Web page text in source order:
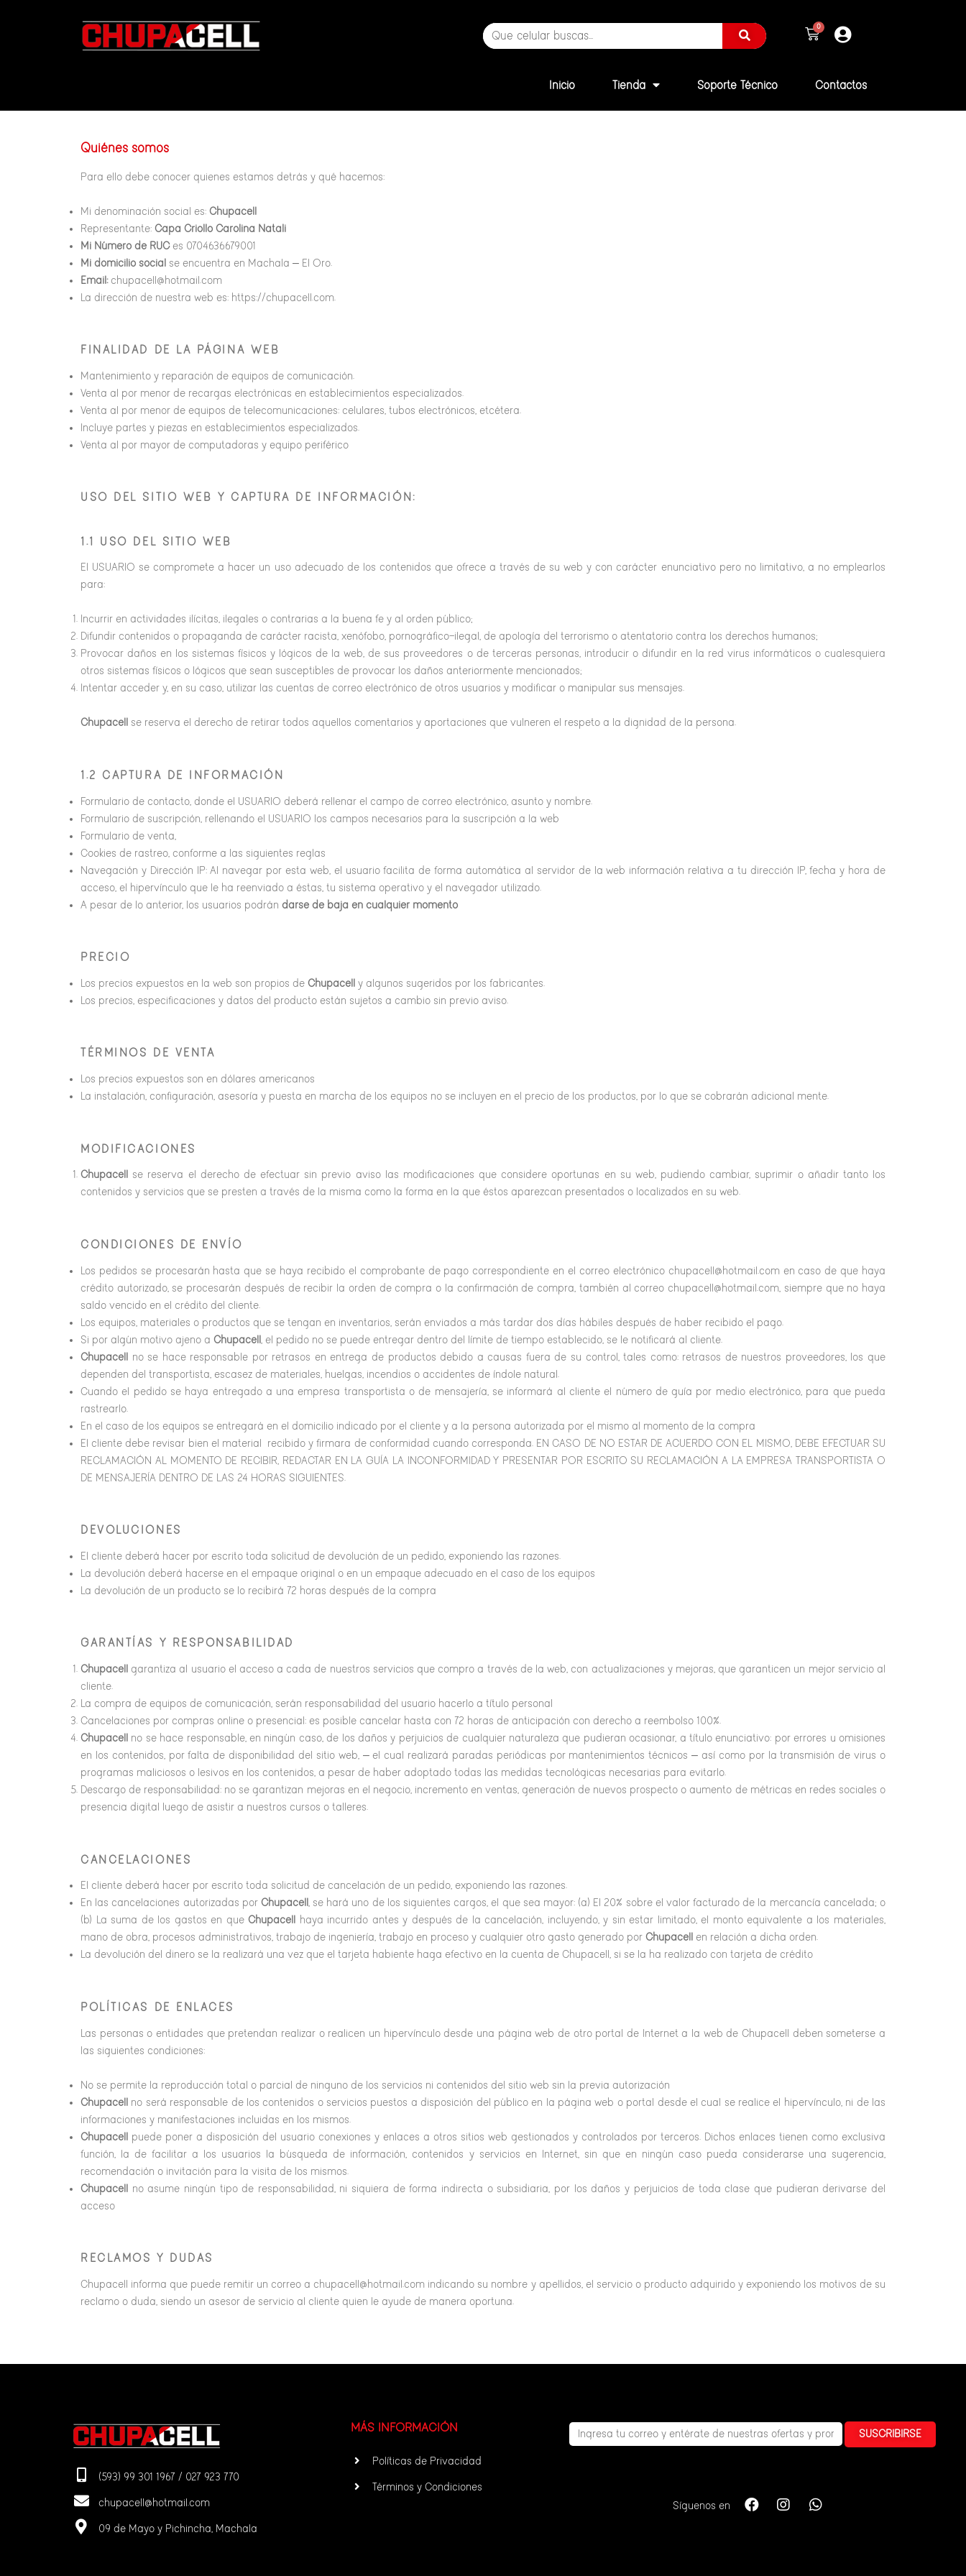
Inicio Tienda Soporte Técnico Contactos
Quiénes somos
Para ello debe conocer quienes estamos detrás y qué hacemos:
Mi denominación social es: Chupacell
Representante: Capa Criollo Carolina Natali
Mi Número de RUC es 0704636679001
Mi domicilio social se encuentra en Machala – El Oro.
Email: chupacell@hotmail.com
La dirección de nuestra web es: https://chupacell.com.
FINALIDAD DE LA PÁGINA WEB
Mantenimiento y reparación de equipos de comunicación.
Venta al por menor de recargas electrónicas en establecimientos especializados.
Venta al por menor de equipos de telecomunicaciones: celulares, tubos electrónicos, etcétera.
Incluye partes y piezas en establecimientos especializados.
Venta al por mayor de computadoras y equipo periférico
USO DEL SITIO WEB Y CAPTURA DE INFORMACIÓN:
1.1 USO DEL SITIO WEB
El USUARIO se compromete a hacer un uso adecuado de los contenidos que ofrece a través de su web y con carácter enunciativo pero no limitativo, a no emplearlos
para:
Incurrir en actividades ilícitas, ilegales o contrarias a la buena fe y al orden público;
Difundir contenidos o propaganda de carácter racista, xenófobo, pornográfico-ilegal, de apología del terrorismo o atentatorio contra los derechos humanos;
Provocar daños en los sistemas físicos y lógicos de la web, de sus proveedores o de terceras personas, introducir o difundir en la red virus informáticos o cualesquiera
otros sistemas físicos o lógicos que sean susceptibles de provocar los daños anteriormente mencionados;
Intentar acceder y, en su caso, utilizar las cuentas de correo electrónico de otros usuarios y modificar o manipular sus mensajes.
Chupacell se reserva el derecho de retirar todos aquellos comentarios y aportaciones que vulneren el respeto a la dignidad de la persona.
1.2 CAPTURA DE INFORMACIÓN
Formulario de contacto, donde el USUARIO deberá rellenar el campo de correo electrónico, asunto y nombre.
Formulario de suscripción, rellenando el USUARIO los campos necesarios para la suscripción a la web
Formulario de venta,
Cookies de rastreo, conforme a las siguientes reglas
Navegación y Dirección IP: Al navegar por esta web, el usuario facilita de forma automática al servidor de la web información relativa a tu dirección IP, fecha y hora de
acceso, el hipervínculo que le ha reenviado a éstas, tu sistema operativo y el navegador utilizado.
A pesar de lo anterior, los usuarios podrán darse de baja en cualquier momento
PRECIO
Los precios expuestos en la web son propios de Chupacell
y algunos sugeridos por los fabricantes.
Los precios, especificaciones y datos del producto están sujetos a cambio sin previo aviso.
TÉRMINOS DE VENTA
Los precios expuestos son en dólares americanos
La instalación, configuración, asesoría y puesta en marcha de los equipos no se incluyen en el precio de los productos, por lo que se cobrarán adicional mente.
MODIFICACIONES
Chupacell
se reserva el derecho de efectuar sin previo aviso las modificaciones que considere oportunas en su web, pudiendo cambiar, suprimir o añadir tanto los
contenidos y servicios que se presten a través de la misma como la forma en la que éstos aparezcan presentados o localizados en su web.
CONDICIONES DE ENVÍO
Los pedidos se procesarán hasta que se haya recibido el comprobante de pago correspondiente en el correo electrónico chupacell@hotmail.com en caso de que haya
crédito autorizado, se procesarán después de recibir la orden de compra o la confirmación de compra, también al correo chupacell@hotmail.com, siempre que no haya
saldo vencido en el crédito del cliente.
Los equipos, materiales o productos que se tengan en inventarios, serán enviados a más tardar dos días hábiles después de haber recibido el pago.
Si por algún motivo ajeno a Chupacell
, el pedido no se puede entregar dentro del límite de tiempo establecido, se le notificará al cliente.
Chupacell
no se hace responsable por retrasos en entrega de productos debido a causas fuera de su control, tales como: retrasos de nuestros proveedores, los que
dependen del transportista, escasez de materiales, huelgas, incendios o accidentes de índole natural.
Cuando el pedido se haya entregado a una empresa transportista o de mensajería, se informará al cliente el número de guía por medio electrónico, para que pueda
rastrearlo.
En el caso de los equipos se entregará en el domicilio indicado por el cliente y a la persona autorizada por el mismo al momento de la compra
El cliente debe revisar bien el material recibido y firmara de conformidad cuando corresponda. EN CASO DE NO ESTAR DE ACUERDO CON EL MISMO, DEBE EFECTUAR SU
RECLAMACIÓN AL MOMENTO DE RECIBIR, REDACTAR EN LA GUÍA LA INCONFORMIDAD Y PRESENTAR POR ESCRITO SU RECLAMACIÓN A LA EMPRESA TRANSPORTISTA O
DE MENSAJERÍA DENTRO DE LAS 24 HORAS SIGUIENTES.
DEVOLUCIONES
El cliente deberá hacer por escrito toda solicitud de devolución de un pedido, exponiendo las razones.
La devolución deberá hacerse en el empaque original o en un empaque adecuado en el caso de los equipos
La devolución de un producto se lo recibirá 72 horas después de la compra
GARANTÍAS Y RESPONSABILIDAD
Chupacell
garantiza al usuario el acceso a cada de nuestros servicios que compro a través de la web, con actualizaciones y mejoras, que garanticen un mejor servicio al
cliente.
La compra de equipos de comunicación, serán responsabilidad del usuario hacerlo a título personal
Cancelaciones por compras online o presencial: es posible cancelar hasta con 72 horas de anticipación con derecho a reembolso 100%.
Chupacell
no se hace responsable, en ningún caso, de los daños y perjuicios de cualquier naturaleza que pudieran ocasionar, a título enunciativo: por errores u omisiones
en los contenidos, por falta de disponibilidad del sitio web, – el cual realizará paradas periódicas por mantenimientos técnicos – así como por la transmisión de virus o
programas maliciosos o lesivos en los contenidos, a pesar de haber adoptado todas las medidas tecnológicas necesarias para evitarlo.
Descargo de responsabilidad: no se garantizan mejoras en el negocio, incremento en ventas, generación de nuevos prospecto o aumento de métricas en redes sociales o
presencia digital luego de asistir a nuestros cursos o talleres.
CANCELACIONES
El cliente deberá hacer por escrito toda solicitud de cancelación de un pedido, exponiendo las razones.
En las cancelaciones autorizadas por Chupacell , se hará uno de los siguientes cargos, el que sea mayor: (a) El 20% sobre el valor facturado de la mercancía cancelada; o
(b) La suma de los gastos en queChupacell
haya incurrido antes y después de la cancelación, incluyendo, y sin estar limitado, el monto equivalente a los materiales,
mano de obra, procesos administrativos, trabajo de ingeniería, trabajo en proceso y cualquier otro gasto generado por Chupacell
en relación a dicha orden.
La devolución del dinero se la realizará una vez que el tarjeta habiente haga efectivo en la cuenta de Chupacell, si se la ha realizado con tarjeta de crédito
POLÍTICAS DE ENLACES
Las personas o entidades que pretendan realizar o realicen un hipervínculo desde una página web de otro portal de Internet a la web de Chupacell deben someterse a
las siguientes condiciones:
No se permite la reproducción total o parcial de ninguno de los servicios ni contenidos del sitio web sin la previa autorización
Chupacell
no será responsable de los contenidos o servicios puestos a disposición del público en la página web o portal desde el cual se realice el hipervínculo, ni de las
informaciones y manifestaciones incluidas en los mismos.
Chupacell
puede poner a disposición del usuario conexiones y enlaces a otros sitios web gestionados y controlados por terceros. Dichos enlaces tienen como exclusiva
función, la de facilitar a los usuarios la búsqueda de información, contenidos y servicios en Internet, sin que en ningún caso pueda considerarse una sugerencia,
recomendación o invitación para la visita de los mismos.
Chupacell
no asume ningún tipo de responsabilidad, ni siquiera de forma indirecta o subsidiaria, por los daños y perjuicios de toda clase que pudieran derivarse del
acceso
RECLAMOS Y DUDAS
Chupacell informa que puede remitir un correo a chupacell@hotmail.com indicando su nombre y apellidos, el servicio o producto adquirido y exponiendo los motivos de su
reclamo o duda, siendo un asesor de servicio al cliente quien le ayude de manera oportuna.
(593) 99 301 1967 / 027 923 770
chupacell@hotmail.com
09 de Mayo y Pichincha, Machala
MÁS INFORMACIÓN
Políticas de Privacidad
Términos y Condiciones
SUSCRIBIRSE
Síguenos en